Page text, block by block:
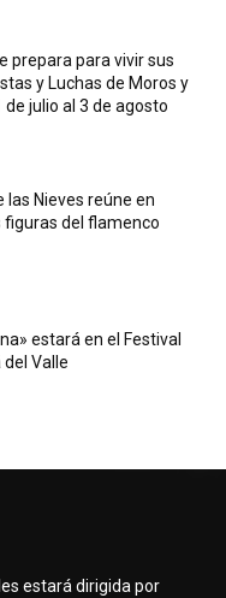
prepara para vivir sus
y Luchas de Moros y
de julio al 3 de agosto
las Nieves reúne en
figuras del flamenco
estará en el Festival
del Valle
estará dirigida por